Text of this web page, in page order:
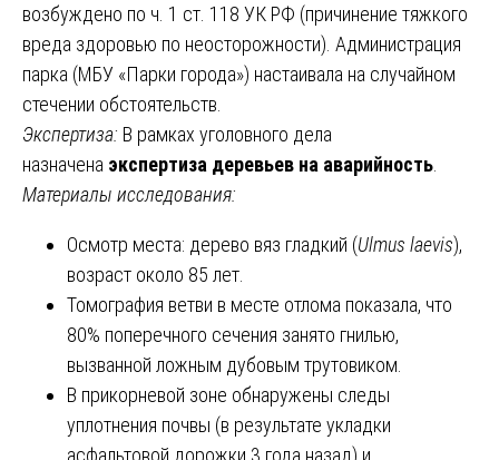
возбуждено по ч. 1 ст. 118 УК РФ (причинение тяжкого
вреда здоровью по неосторожности). Администрация
парка (МБУ «Парки города») настаивала на случайном
стечении обстоятельств.
Экспертиза: В рамках уголовного дела
назначена экспертиза деревьев на аварийность
Материалы исследования:
Осмотр места: дерево вяз гладкий (Ulmus laevis),
возраст около 85 лет.
Томография ветви в месте отлома показала, что
80% поперечного сечения занято гнилью,
вызванной ложным дубовым трутовиком.
В прикорневой зоне обнаружены следы
уплотнения почвы (в результате укладки
асфальтовой дорожки 3 года назад) и